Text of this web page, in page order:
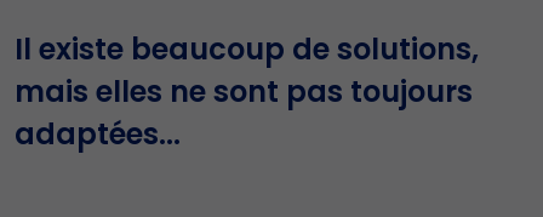
Il existe beaucoup de solutions,
mais elles ne sont pas toujours
adaptées...